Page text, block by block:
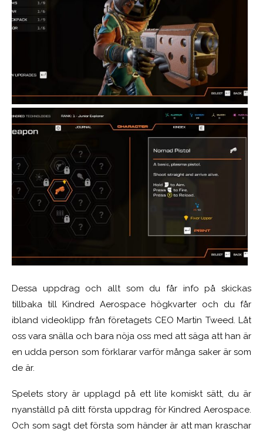
Dessa uppdrag och allt som du får info på skickas
tillbaka till Kindred Aerospace högkvarter och du får
ibland videoklipp från företagets CEO Martin Tweed. Låt
oss vara snälla och bara nöja oss med att säga att han är
en udda person som förklarar varför många saker är som
de är.
Spelets story är upplagd på ett lite komiskt sätt, du är
nyanställd på ditt första uppdrag för Kindred Aerospace.
Och som sagt det första som händer är att man kraschar